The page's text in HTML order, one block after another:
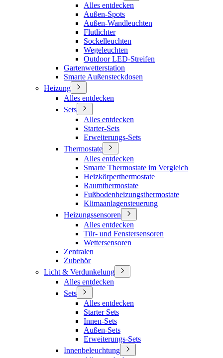
Alles entdecken
Außen-Spots
Außen-Wandleuchten
Flutlichter
Sockelleuchten
Wegeleuchten
Outdoor LED-Streifen
Gartenwetterstation
Smarte Außensteckdosen
Heizung
Alles entdecken
Sets
Alles entdecken
Starter-Sets
Erweiterungs-Sets
Thermostate
Alles entdecken
Smarte Thermostate im Vergleich
Heizkörperthermostate
Raumthermostate
Fußbodenheizungsthermostate
Klimaanlagensteuerung
Heizungssensoren
Alles entdecken
Tür- und Fenstersensoren
Wettersensoren
Zentralen
Zubehör
Licht & Verdunkelung
Alles entdecken
Sets
Alles entdecken
Starter Sets
Innen-Sets
Außen-Sets
Erweiterungs-Sets
Innenbeleuchtung